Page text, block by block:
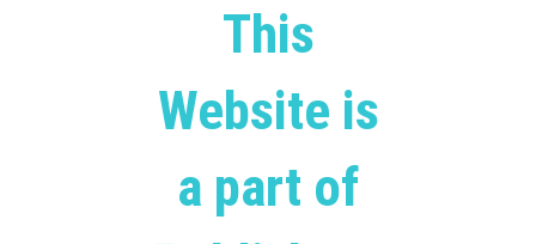
This
Website is
a part of